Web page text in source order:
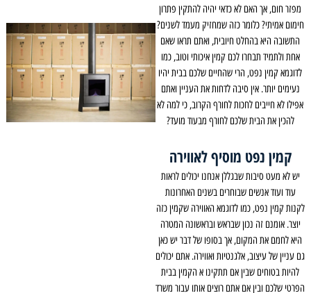
מפזר חום, אך האם לא כדאי יהיה להתקין פתרון
חימום אמיתי? כלומר כזה שמחזיק מעמד לשנים?
התשובה היא בהחלט חיובית, ואתם תראו שאם
אחת ולתמיד תבחרו לכם קמין איכותי וטוב, כמו
לדוגמא קמין נפט, הרי שהחיים שלכם בבית יהיו
נעימים יותר. אין סיבה לדחות את העניין ואתם
אפילו לא חייבים לחכות לחורף הקרוב, כי למה לא
להכין את הבית שלכם לחורף מבעוד מועד?
קמין נפט מוסיף לאווירה
יש לא מעט סיבות שבגללן אנחנו יכולים לראות
עוד ועוד אנשים שבוחרים בשנים האחרונות
לקנות קמין נפט, כמו לדוגמא האווירה שקמין כזה
יוצר. אומנם זה נכון שבראש ובראשונה המטרה
היא לחמם את המקום, אך בסופו של דבר יש כאן
גם עניין של עיצוב, אלגנטיות ואווירה. אתם יכולים
להיות בטוחים שבין אם תתקינו א הקמין בבית
הפרטי שלכם ובין אם אתם רוצים אותו עבור משרד